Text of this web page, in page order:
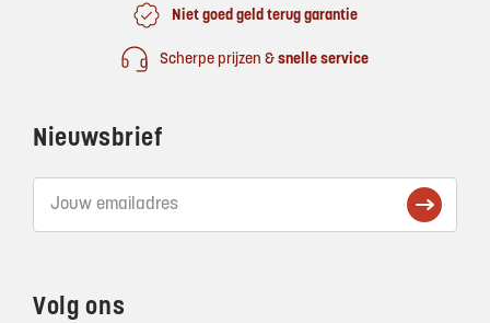
Niet goed geld terug garantie
Scherpe prijzen & snelle service
Nieuwsbrief
Volg ons